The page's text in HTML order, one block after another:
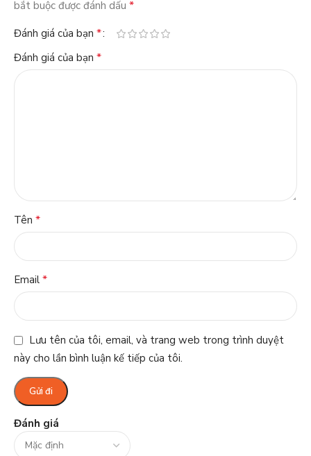
Đánh giá
bắt buộc được đánh dấu *
Đánh giá của bạn *
Đánh giá của bạn *
Tên *
Email *
Lưu tên của tôi, email, và trang web trong trình duyệt
này cho lần bình luận kế tiếp của tôi.